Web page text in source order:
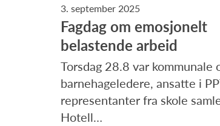
3. september 2025
Fagdag om emosjonelt
belastende arbeid
Torsdag 28.8 var kommunale
barnehageledere, ansatte i
representanter fra skole
Hotell…